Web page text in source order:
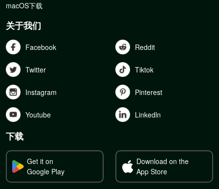
macOS下载
关于我们
Facebook Reddit
Twitter Tiktok
Instagram Pinterest
Youtube Linkedln
下载
Get it on
Google Play
Download on the
App Store